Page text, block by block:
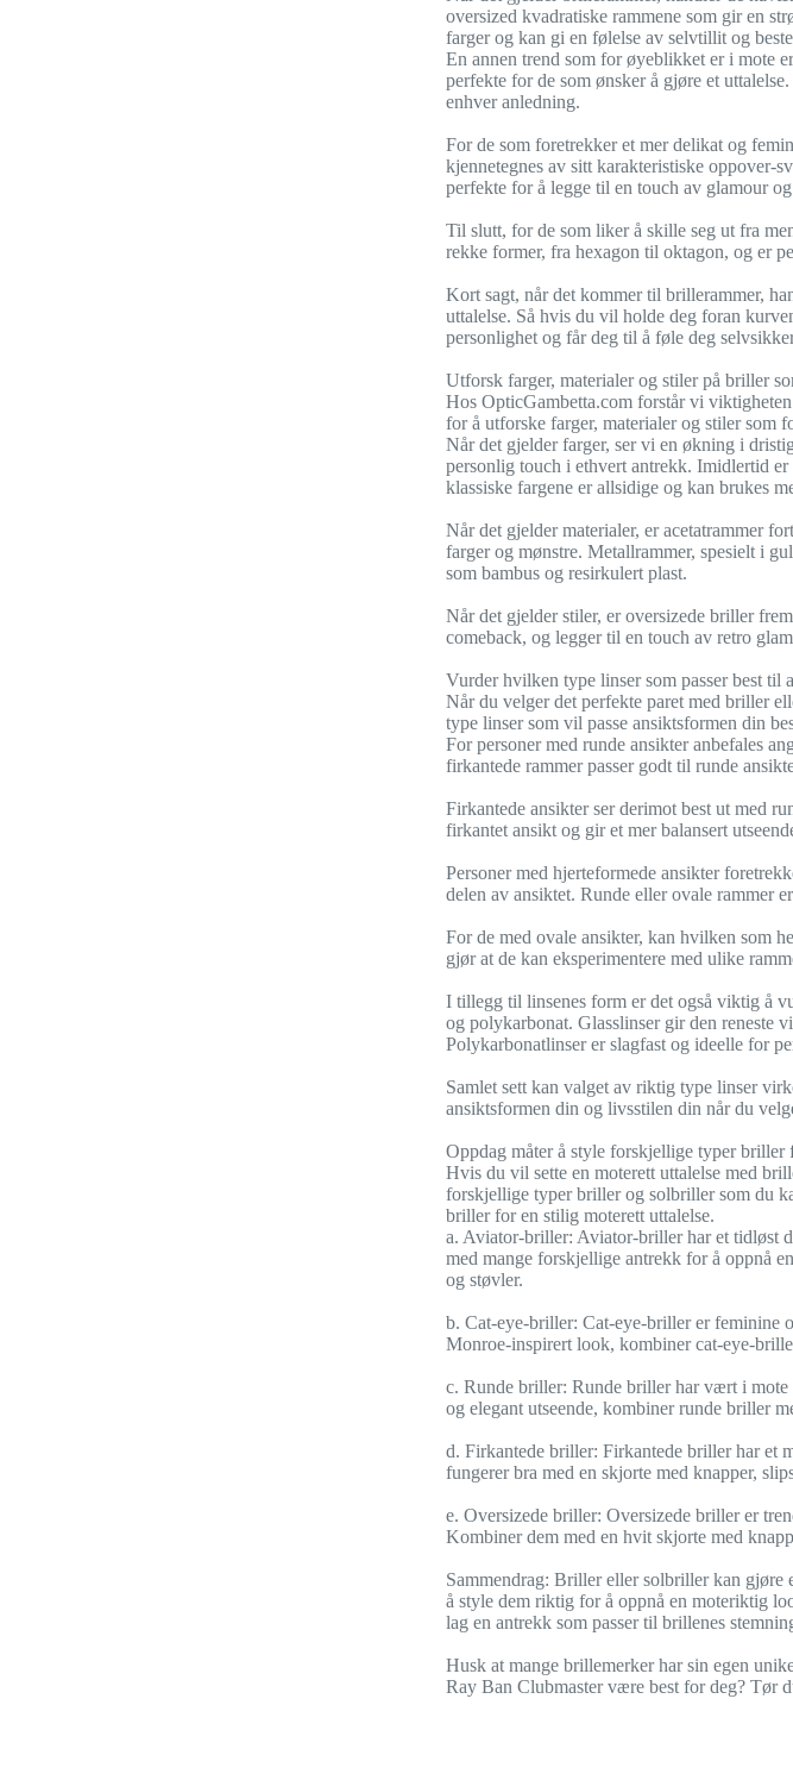
oversized kvadratiske rammene som gir en
farger og kan gi en følelse av selvtillit og
En annen trend som for øyeblikket er i mote
perfekte for de som ønsker å gjøre et
enhver anledning.
For de som foretrekker et mer delikat og
kjennetegnes av sitt karakteristiske oppover-
perfekte for å legge til en touch av glamour
Til slutt, for de som liker å skille seg ut fra
rekke former, fra hexagon til oktagon, og er
Kort sagt, når det kommer til brillerammer,
uttalelse. Så hvis du vil holde deg foran
personlighet og får deg til å føle deg
Utforsk farger, materialer og stiler på briller
Hos OpticGambetta.com forstår vi
for å utforske farger, materialer og stiler som
Når det gjelder farger, ser vi en økning i
personlig touch i ethvert antrekk. Imidlertid
klassiske fargene er allsidige og kan brukes
Når det gjelder materialer, er acetatrammer
farger og mønstre. Metallrammer, spesielt i
som bambus og resirkulert plast.
Når det gjelder stiler, er oversizede briller
comeback, og legger til en touch av retro
Vurder hvilken type linser som passer best til
Når du velger det perfekte paret med briller
type linser som vil passe ansiktsformen din
For personer med runde ansikter anbefales
firkantede rammer passer godt til runde
Firkantede ansikter ser derimot best ut med
firkantet ansikt og gir et mer balansert
Personer med hjerteformede ansikter
delen av ansiktet. Runde eller ovale rammer
For de med ovale ansikter, kan hvilken som
gjør at de kan eksperimentere med ulike
I tillegg til linsenes form er det også viktig å
og polykarbonat. Glasslinser gir den reneste
Polykarbonatlinser er slagfast og ideelle for
Samlet sett kan valget av riktig type linser
ansiktsformen din og livsstilen din når du
Oppdag måter å style forskjellige typer
Hvis du vil sette en moterett uttalelse med
forskjellige typer briller og solbriller som du
briller for en stilig moterett uttalelse.
a. Aviator-briller: Aviator-briller har et tidløst
med mange forskjellige antrekk for å oppnå
og støvler.
b. Cat-eye-briller: Cat-eye-briller er
Monroe-inspirert look, kombiner cat-eye-
c. Runde briller: Runde briller har vært i mote
og elegant utseende, kombiner runde briller
d. Firkantede briller: Firkantede briller har et
fungerer bra med en skjorte med knapper,
e. Oversizede briller: Oversizede briller er
Kombiner dem med en hvit skjorte med
Sammendrag: Briller eller solbriller kan gjøre
å style dem riktig for å oppnå en moteriktig
lag en antrekk som passer til brillenes
Husk at mange brillemerker har sin egen
Ray Ban Clubmaster være best for deg? Tør